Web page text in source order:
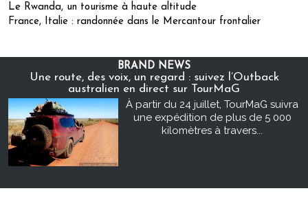
Le Rwanda, un tourisme à haute altitude
France, Italie : randonnée dans le Mercantour frontalier
BRAND NEWS
Une route, des voix, un regard : suivez l’Outback
australien en direct sur TourMaG
À partir du 24 juillet, TourMaG suivra
une expédition de plus de 5 000
kilomètres à travers...